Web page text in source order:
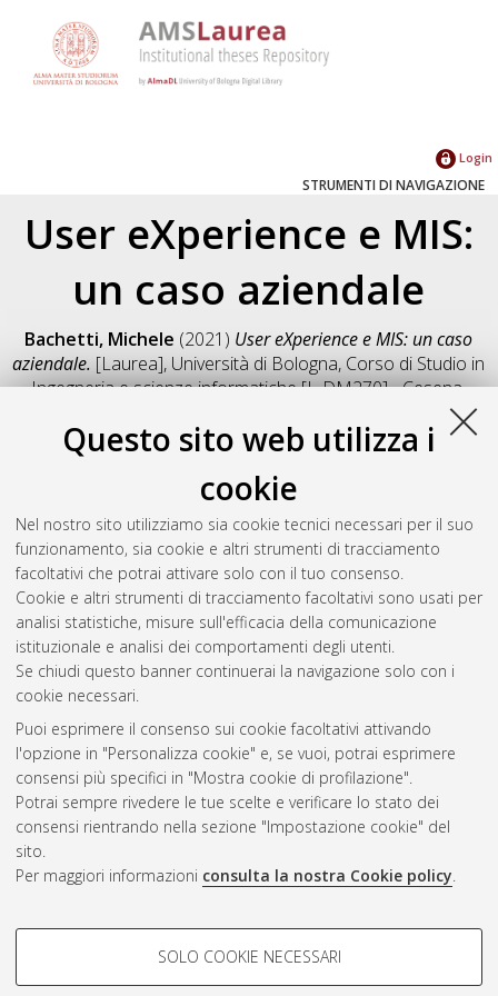
Questo sito web utilizza i
cookie
Nel nostro sito utilizziamo sia cookie tecnici necessari per il suo
funzionamento, sia cookie e altri strumenti di tracciamento
facoltativi che potrai attivare solo con il tuo consenso.
Cookie e altri strumenti di tracciamento facoltativi sono usati per
analisi statistiche, misure sull'efficacia della comunicazione
istituzionale e analisi dei comportamenti degli utenti.
Se chiudi questo banner continuerai la navigazione solo con i
cookie necessari.
Puoi esprimere il consenso sui cookie facoltativi attivando
l'opzione in "Personalizza cookie" e, se vuoi, potrai esprimere
consensi più specifici in "Mostra cookie di profilazione".
Potrai sempre rivedere le tue scelte e verificare lo stato dei
consensi rientrando nella sezione "Impostazione cookie" del
sito.
Per maggiori informazioni consulta la nostra Cookie policy.
COOKIE DI PROFILAZIONE -
SOLO COOKIE NECESSARI
Login
STRUMENTI DI NAVIGAZIONE
User eXperience e MIS:
un caso aziendale
Bachetti, Michele (2021) User eXperience e MIS: un caso
aziendale. [Laurea], Università di Bologna, Corso di Studio in
Ingegneria e scienze informatiche [L-DM270] - Cesena,
Salva citazione
Condividi
Il full-text non è disponibile per scelta dell'autore. (
Abstract
Altri metadati
Gestione del documento:
Atom
Rss 1.0
Rss 2.0
AMS Laurea
Impostazioni Cookie
Informativa sulla privacy
Condizioni d’uso del sito